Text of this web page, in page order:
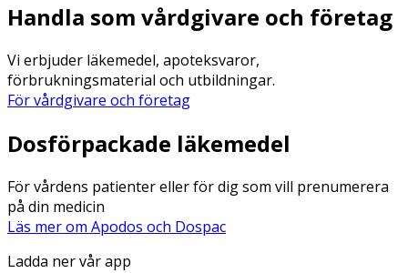
Handla som vårdgivare och företag
Vi erbjuder läkemedel, apoteksvaror,
förbrukningsmaterial och utbildningar.
För vårdgivare och företag
Dosförpackade läkemedel
För vårdens patienter eller för dig som vill prenumerera
på din medicin
Läs mer om Apodos och Dospac
Ladda ner vår app